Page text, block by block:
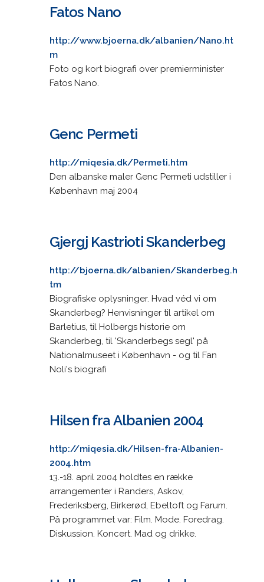
Fatos Nano
http://www.bjoerna.dk/albanien/Nano.ht
m
Foto og kort biografi over premierminister
Fatos Nano.
Genc Permeti
http://miqesia.dk/Permeti.htm
Den albanske maler Genc Permeti udstiller i
København maj 2004
Gjergj Kastrioti Skanderbeg
http://bjoerna.dk/albanien/Skanderbeg.h
tm
Biografiske oplysninger. Hvad véd vi om
Skanderbeg? Henvisninger til artikel om
Barletius, til Holbergs historie om
Skanderbeg, til 'Skanderbegs segl' på
Nationalmuseet i København - og til Fan
Noli's biografi
Hilsen fra Albanien 2004
http://miqesia.dk/Hilsen-fra-Albanien-
2004.htm
13.-18. april 2004 holdtes en række
arrangementer i Randers, Askov,
Frederiksberg, Birkerød, Ebeltoft og Farum.
På programmet var: Film. Mode. Foredrag.
Diskussion. Koncert. Mad og drikke.